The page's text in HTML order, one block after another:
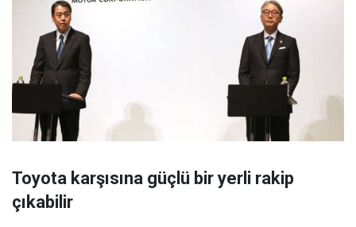
Toyota karşısına güçlü bir yerli rakip
çıkabilir